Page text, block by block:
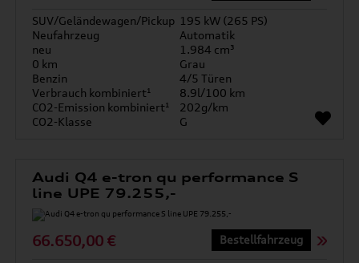
SUV/Geländewagen/Pickup 195 kW (265 PS)
Neufahrzeug
Automatik
neu
1.984 cm³
0 km
Grau
Benzin
4/5 Türen
Verbrauch kombiniert¹
8.9l/100 km
CO2-Emission kombiniert¹
202g/km
CO2-Klasse
G
Audi Q4 e-tron qu performance S
line UPE 79.255,-
66.650,00 € Bestellfahrzeug